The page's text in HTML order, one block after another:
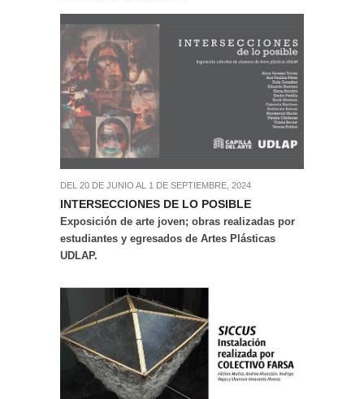
DEL 20 DE JUNIO AL 1 DE SEPTIEMBRE, 2024
INTERSECCIONES DE LO POSIBLE
Exposición de arte joven; obras realizadas por
estudiantes y egresados de Artes Plásticas
UDLAP.